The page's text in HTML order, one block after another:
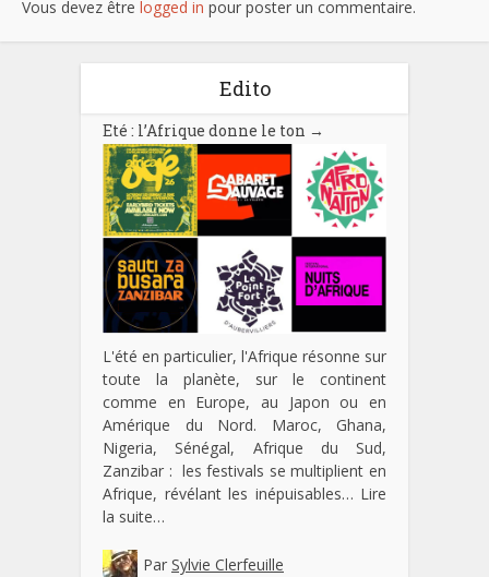
Vous devez être logged in pour poster un commentaire.
Edito
Eté : l’Afrique donne le ton →
L'été en particulier, l'Afrique résonne sur
toute la planète, sur le continent
comme en Europe, au Japon ou en
Amérique du Nord. Maroc, Ghana,
Nigeria, Sénégal, Afrique du Sud,
Zanzibar : les festivals se multiplient en
Afrique, révélant les inépuisables… Lire
la suite…
Par Sylvie Clerfeuille